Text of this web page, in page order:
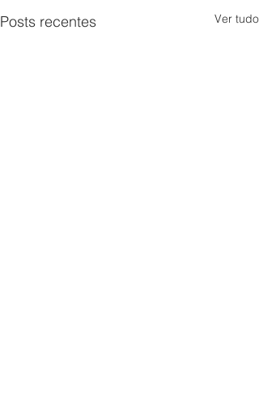
Posts recentes Ver tudo